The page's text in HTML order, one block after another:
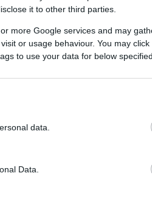
it to other third parties.
more Google services and may
or usage behaviour. You may
to use your data for below
data.
Data.
δίκτυο
ως
τον τερματισμό
σήμερα κατά
07:32
07:07